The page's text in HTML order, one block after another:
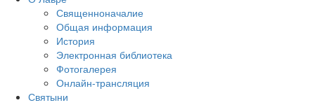
Священноначалие
Общая информация
История
Электронная библиотека
Фотогалерея
Онлайн-трансляция
Святыни